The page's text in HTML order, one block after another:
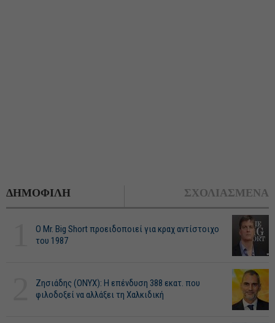
ΔΗΜΟΦΙΛΗ ΣΧΟΛΙΑΣΜΕΝΑ
O Mr. Big Short προειδοποιεί για κραχ αντίστοιχο
του 1987
Ζησιάδης (ONYX): Η επένδυση 388 εκατ. που
φιλοδοξεί να αλλάξει τη Χαλκιδική